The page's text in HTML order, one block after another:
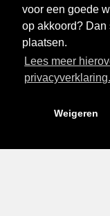
voor een goede
op akkoord? Dan
plaatsen.
Lees meer
privacyverklaring.
Weigeren